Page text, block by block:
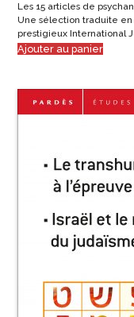
Les 15 articles de
Une sélection traduite en
prestigieux International
Ajouter au panier